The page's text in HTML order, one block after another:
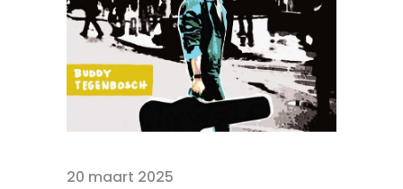
20 maart 2025